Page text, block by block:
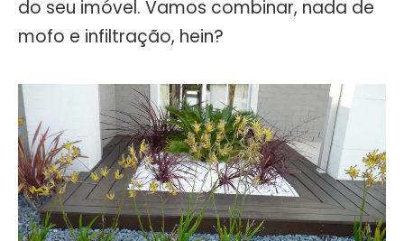
do seu imóvel. Vamos combinar, nada de
mofo e infiltração, hein?